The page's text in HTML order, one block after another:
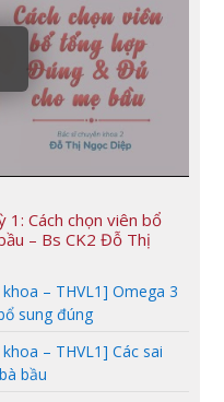
1: Cách chọn viên bổ
– Bs CK2 Đỗ Thị
– THVL1] Omega 3
sung đúng
– THVL1] Các sai
bầu